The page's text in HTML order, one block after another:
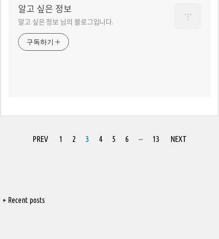
알고 싶은 정보
알고 싶은 정보 님의 블로그입니다.
구독하기
PREV 1 2 3 4 5 6 ··· 13 NEXT
+ Recent posts